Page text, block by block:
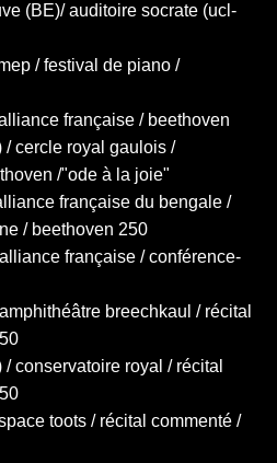
(BE)/ auditoire socrate (ucl-
/ festival de piano /
française / beethoven
cercle royal gaulois /
/"ode à la joie"
française du bengale /
/ beethoven 250
française / conférence-
breechkaul / récital
conservatoire royal / récital
toots / récital commenté /